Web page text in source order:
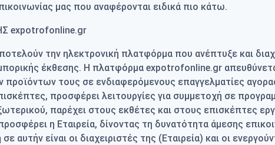
μας που αναφέρονται ειδικά πιο κάτω.
expotrofonline.gr
την ηλεκτρονική πλατφόρμα που ανέπτυξε και
έκθεσης. Η πλατφόρμα expotrofonline.gr
τους σε ενδιαφερόμενους επαγγελματίες
προσφέρει λειτουργίες για συμμετοχή σε
παρέχει στους εκθέτες και στους επισκέπτες
η Εταιρεία, δίνοντας τη δυνατότητα άμεσης
είναι οι διαχειριστές της (Εταιρεία) και οι